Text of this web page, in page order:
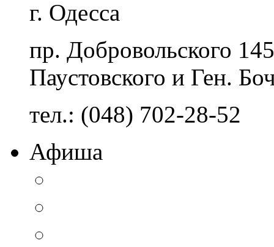
г. Одесса
пр. Добровольского
Паустовского и Ген.
тел.: (048) 702-28-52
Афиша